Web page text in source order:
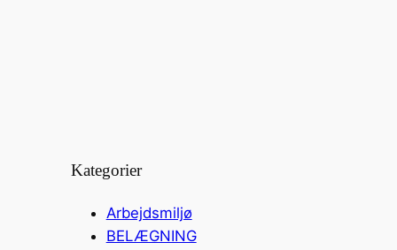
Kategorier
Arbejdsmiljø
BELÆGNING